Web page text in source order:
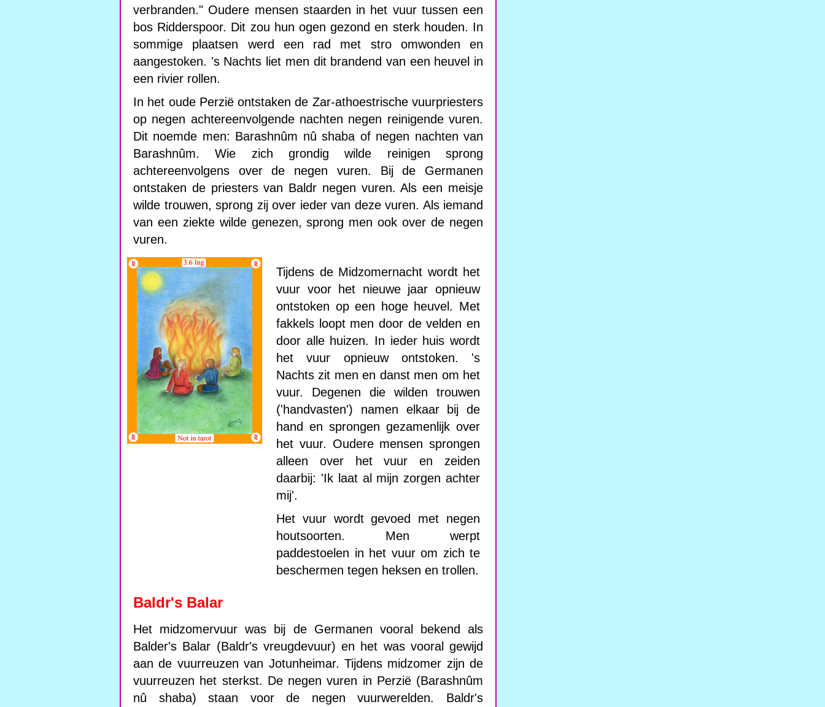
verbranden." Oudere mensen staarden in het vuur tussen een
bos Ridderspoor. Dit zou hun ogen gezond en sterk houden. In
sommige plaatsen werd een rad met stro omwonden en
aangestoken. 's Nachts liet men dit brandend van een heuvel in
een rivier rollen.
In het oude Perzië ontstaken de Zar-athoestrische vuurpriesters
op negen achtereenvolgende nachten negen reinigende vuren.
Dit noemde men: Barashnûm nû shaba of negen nachten van
Barashnûm. Wie zich grondig wilde reinigen sprong
achtereenvolgens over de negen vuren. Bij de Germanen
ontstaken de priesters van Baldr negen vuren. Als een meisje
wilde trouwen, sprong zij over ieder van deze vuren. Als iemand
van een ziekte wilde genezen, sprong men ook over de negen
vuren.
Tijdens de Midzomernacht wordt het
vuur voor het nieuwe jaar opnieuw
ontstoken op een hoge heuvel. Met
fakkels loopt men door de velden en
door alle huizen. In ieder huis wordt
het vuur opnieuw ontstoken. 's
Nachts zit men en danst men om het
vuur. Degenen die wilden trouwen
('handvasten') namen elkaar bij de
hand en sprongen gezamenlijk over
het vuur. Oudere mensen sprongen
alleen over het vuur en zeiden
daarbij: 'Ik laat al mijn zorgen achter
mij'.
Het vuur wordt gevoed met negen
houtsoorten. Men werpt
paddestoelen in het vuur om zich te
beschermen tegen heksen en trollen.
Baldr's Balar
Het midzomervuur was bij de Germanen vooral bekend als
Balder's Balar (Baldr's vreugdevuur) en het was vooral gewijd
aan de vuurreuzen van Jotunheimar. Tijdens midzomer zijn de
vuurreuzen het sterkst. De negen vuren in Perzië (Barashnûm
nû shaba) staan voor de negen vuurwerelden. Baldr's